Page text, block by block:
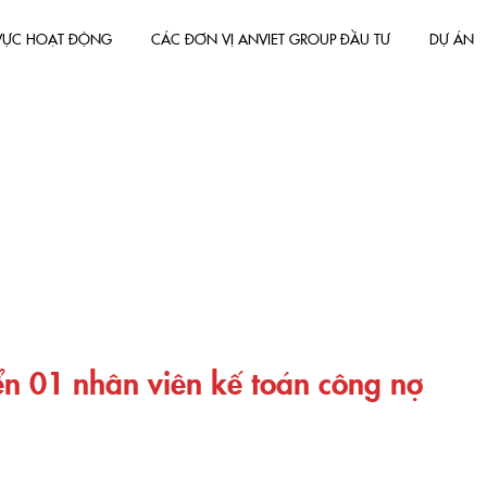
HOẠT ĐỘNG CÁC ĐƠN VỊ ANVIET GROUP ĐẦU TƯ DỰ ÁN
01 nhân viên kế toán công nợ